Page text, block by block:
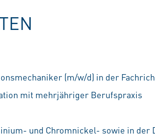
(m/w/d) in der
mit mehrjähriger Berufspraxis
und Chromnickel- sowie in der